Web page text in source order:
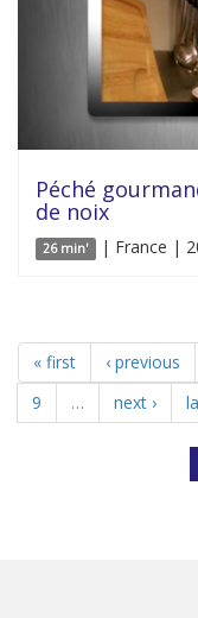
Péché
de noix
26 min' | France |
« first ‹ previous
9
… next ›